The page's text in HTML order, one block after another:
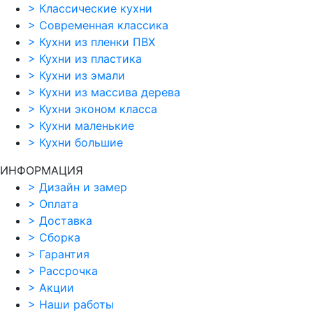
> Классические кухни
> Современная классика
> Кухни из пленки ПВХ
> Кухни из пластика
> Кухни из эмали
> Кухни из массива дерева
> Кухни эконом класса
> Кухни маленькие
> Кухни большие
ИНФОРМАЦИЯ
> Дизайн и замер
> Оплата
> Доставка
> Сборка
> Гарантия
> Рассрочка
> Акции
> Наши работы